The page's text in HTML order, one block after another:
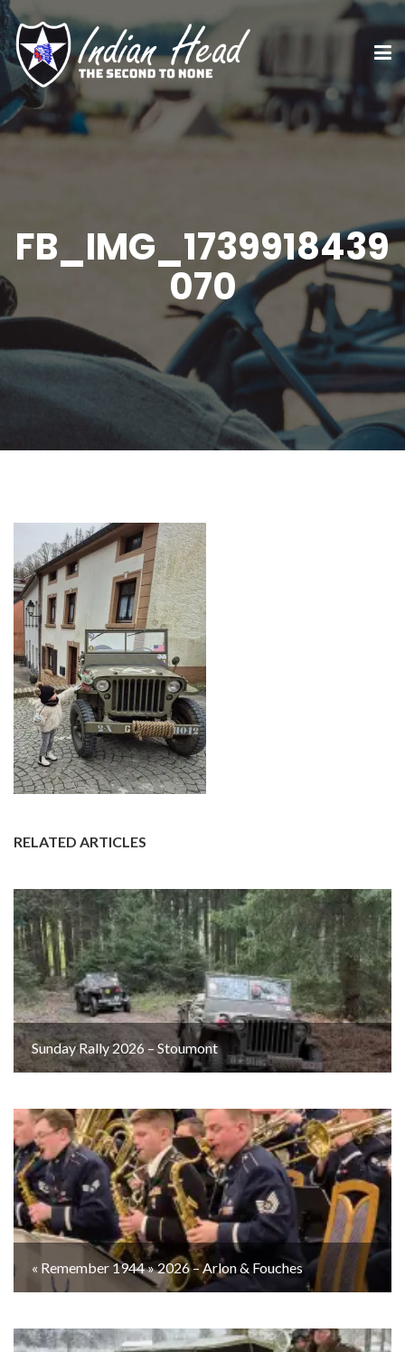
FB_IMG_1739918439
070
RELATED ARTICLES
Sunday Rally 2026 – Stoumont
« Remember 1944 » 2026 – Arlon & Fouches